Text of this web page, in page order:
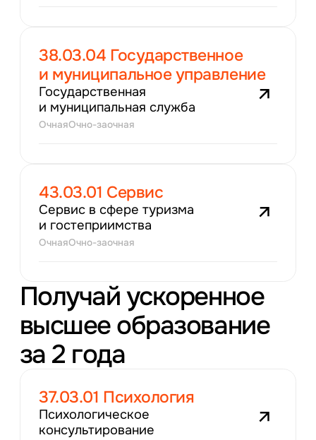
38.03.04 Государственное
и муниципальное управление
Государственная
и муниципальная служба
ОчнаяОчно-заочная
43.03.01 Сервис
Сервис в сфере туризма
и гостеприимства
ОчнаяОчно-заочная
Получай ускоренное
высшее образование
за 2 года
37.03.01 Психология
Психологическое
консультирование